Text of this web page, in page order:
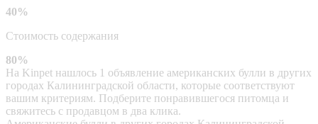
40%
Стоимость содержания
80%
На Kinpet нашлось 1 объявление американских булли в других
городах Калининградской области, которые соответствуют
вашим критериям. Подберите понравившегося питомца и
свяжитесь с продавцом в два клика.